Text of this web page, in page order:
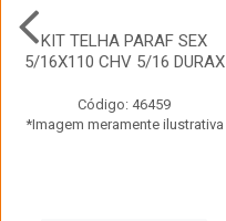
KIT TELHA PARAF SEX
5/16X110 CHV 5/16 DURAX
Código: 46459
*Imagem meramente ilustrativa